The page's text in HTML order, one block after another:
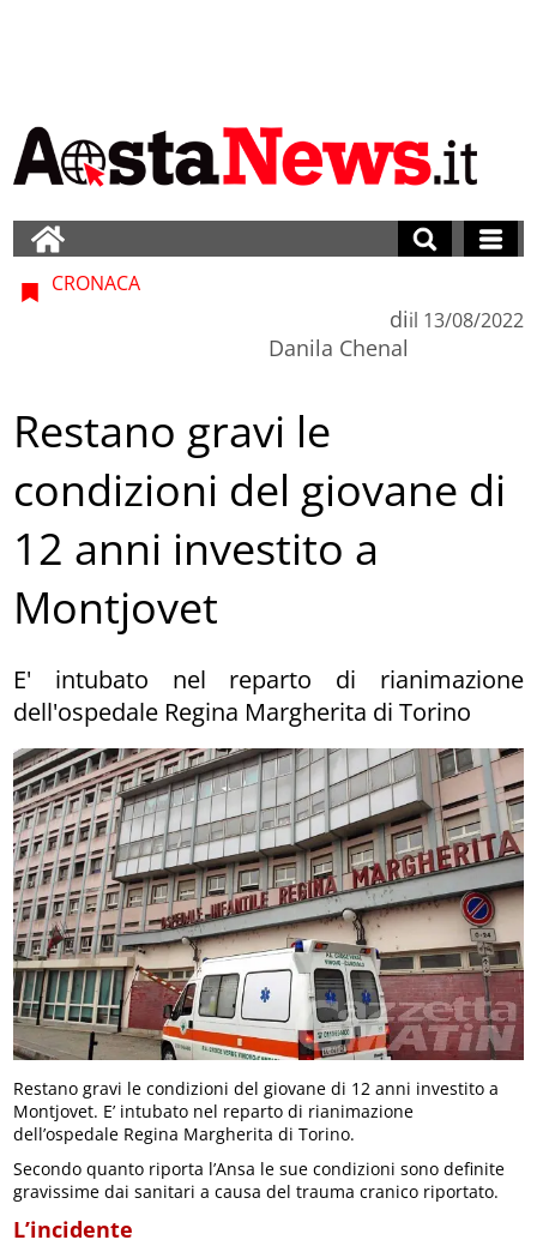
CRONACA
di
Danila Chenal
il 13/08/2022
Restano gravi le
condizioni del giovane di
12 anni investito a
Montjovet
E' intubato nel reparto di rianimazione
dell'ospedale Regina Margherita di Torino
Restano gravi le condizioni del giovane di 12 anni investito a
Montjovet. E’ intubato nel reparto di rianimazione
dell’ospedale Regina Margherita di Torino.
Secondo quanto riporta l’Ansa le sue condizioni sono definite
gravissime dai sanitari a causa del trauma cranico riportato.
L’incidente